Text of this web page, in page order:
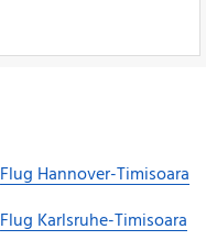
Flug Hannover-Timisoara
Flug Karlsruhe-Timisoara